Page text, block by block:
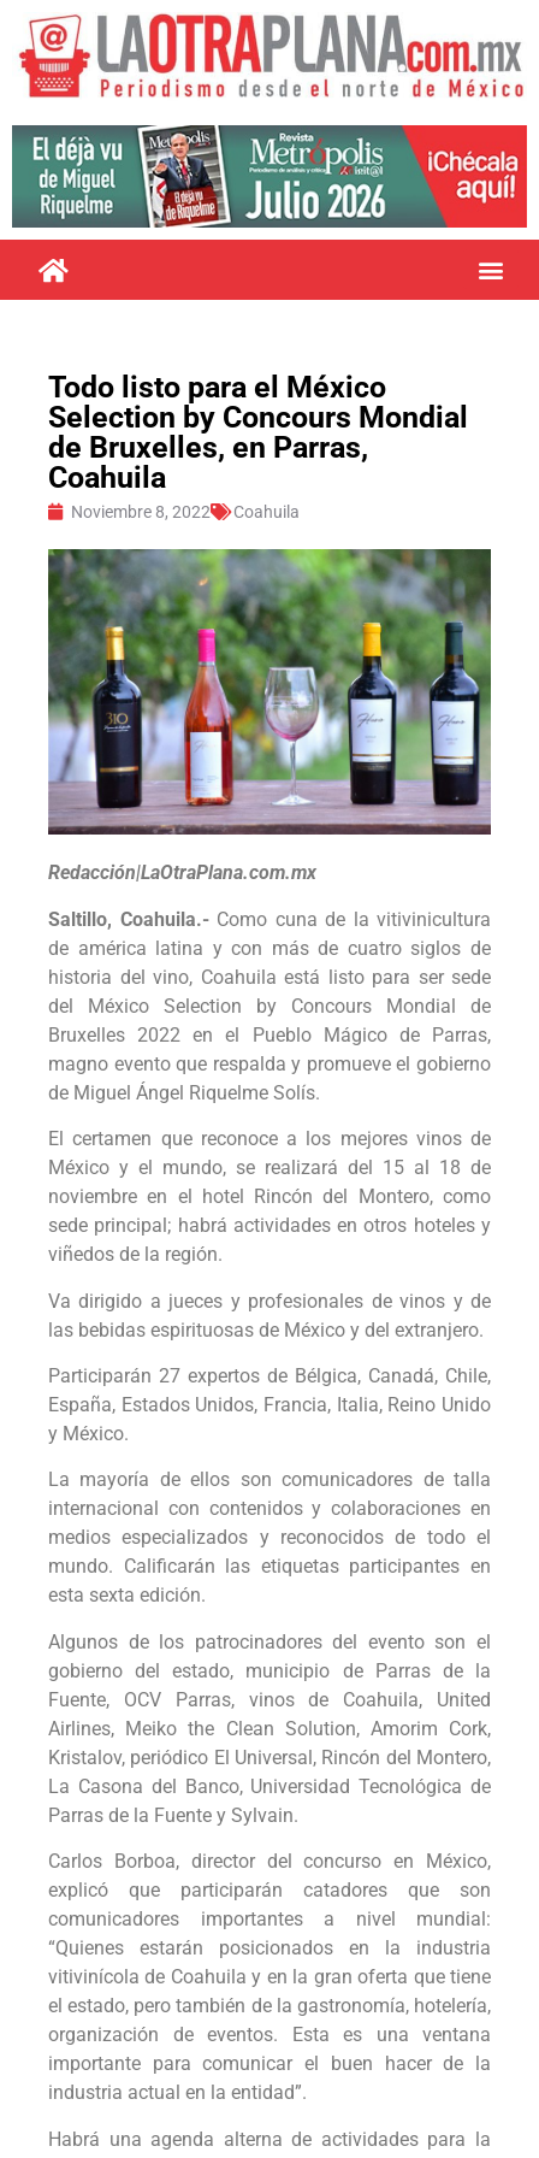
Todo listo para el México
Selection by Concours Mondial
de Bruxelles, en Parras,
Coahuila
Noviembre 8, 2022 Coahuila
Redacción|LaOtraPlana.com.mx
Saltillo, Coahuila.-Como cuna de la vitivinicultura
de américa latina y con más de cuatro siglos de
historia del vino, Coahuila está listo para ser sede
del México Selection by Concours Mondial de
Bruxelles 2022 en el Pueblo Mágico de Parras,
magno evento que respalda y promueve el gobierno
de Miguel Ángel Riquelme Solís.
El certamen que reconoce a los mejores vinos de
México y el mundo, se realizará del 15 al 18 de
noviembre en el hotel Rincón del Montero, como
sede principal; habrá actividades en otros hoteles y
viñedos de la región.
Va dirigido a jueces y profesionales de vinos y de
las bebidas espirituosas de México y del extranjero.
Participarán 27 expertos de Bélgica, Canadá, Chile,
España, Estados Unidos, Francia, Italia, Reino Unido
y México.
La mayoría de ellos son comunicadores de talla
internacional con contenidos y colaboraciones en
medios especializados y reconocidos de todo el
mundo. Calificarán las etiquetas participantes en
esta sexta edición.
Algunos de los patrocinadores del evento son el
gobierno del estado, municipio de Parras de la
Fuente, OCV Parras, vinos de Coahuila, United
Airlines, Meiko the Clean Solution, Amorim Cork,
Kristalov, periódico El Universal, Rincón del Montero,
La Casona del Banco, Universidad Tecnológica de
Parras de la Fuente y Sylvain.
Carlos Borboa, director del concurso en México,
explicó que participarán catadores que son
comunicadores importantes a nivel mundial:
“Quienes estarán posicionados en la industria
vitivinícola de Coahuila y en la gran oferta que tiene
el estado, pero también de la gastronomía, hotelería,
organización de eventos. Esta es una ventana
importante para comunicar el buen hacer de la
industria actual en la entidad”.
Habrá una agenda alterna de actividades para la